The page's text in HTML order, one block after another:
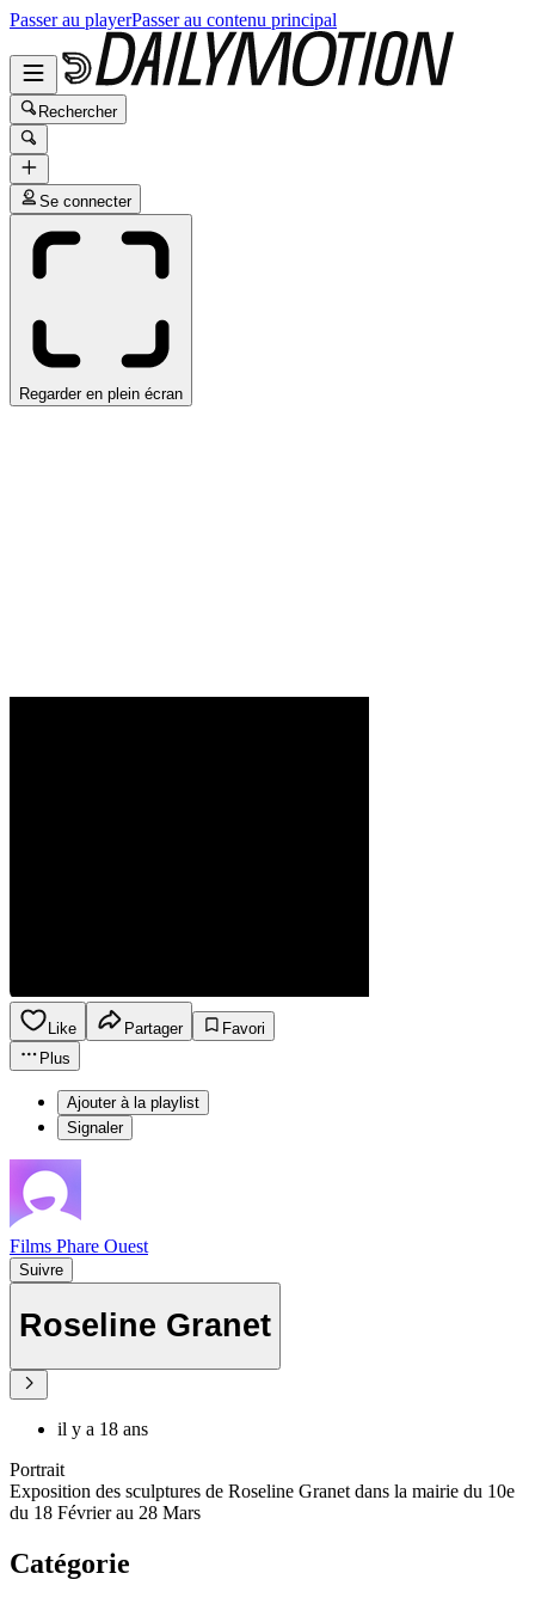
Passer au playerPasser au contenu principal
Rechercher
Se connecter
Regarder en plein écran
Like Partager
Favori
Plus
Ajouter à la playlist
Signaler
Films Phare Ouest
Suivre
Roseline Granet
il y a 18 ans
Portrait
Exposition des sculptures de Roseline Granet dans la mairie du 10e
du 18 Février au 28 Mars
Catégorie